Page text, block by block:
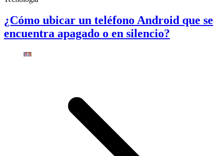
¿Cómo ubicar un teléfono Android que se
encuentra apagado o en silencio?